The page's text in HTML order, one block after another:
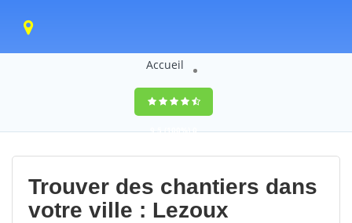
Accueil
9,5(100%)0
votes
Trouver des chantiers dans
votre ville : Lezoux